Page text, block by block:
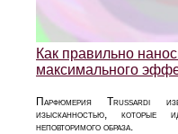
Как правильно
максимального
Парфюмерия Trussardi
изысканностью, которые
неповторимого образа.